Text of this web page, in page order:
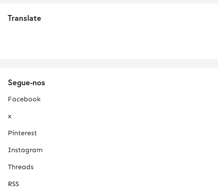
Translate
Segue-nos
Facebook
x
Pinterest
Instagram
Threads
RSS